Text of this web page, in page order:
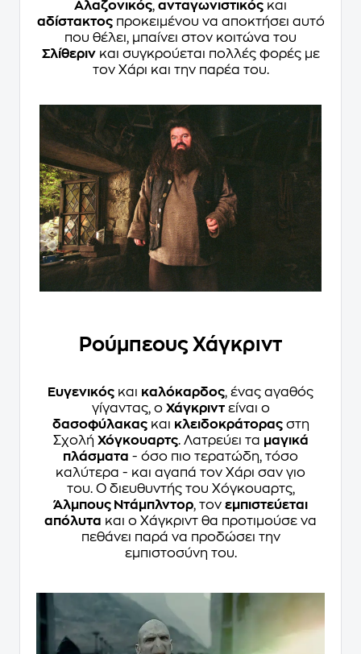
Αλαζονικός, ανταγωνιστικός και
αδίστακτοςπροκειμένου να αποκτήσει αυτό
που θέλει, μπαίνει στον κοιτώνα του
Σλίθερινκαι συγκρούεται πολλές φορές με
τον Χάρι και την παρέα του.
Ρούμπεους Χάγκριντ
Ευγενικός και καλόκαρδος, ένας αγαθός
γίγαντας, ο Χάγκριντείναι ο
δασοφύλακαςκαι κλειδοκράτοραςστη
Σχολή Χόγκουαρτς. Λατρεύει τα μαγικά
πλάσματα - όσο πιο τερατώδη, τόσο
καλύτερα - και αγαπά τον Χάρι σαν γιο
του. Ο διευθυντής του Χόγκουαρτς,
Άλμπους Ντάμπλντορ, τον εμπιστεύεται
απόλυτα και ο Χάγκριντ θα προτιμούσε να
πεθάνει παρά να προδώσει την
εμπιστοσύνη του.